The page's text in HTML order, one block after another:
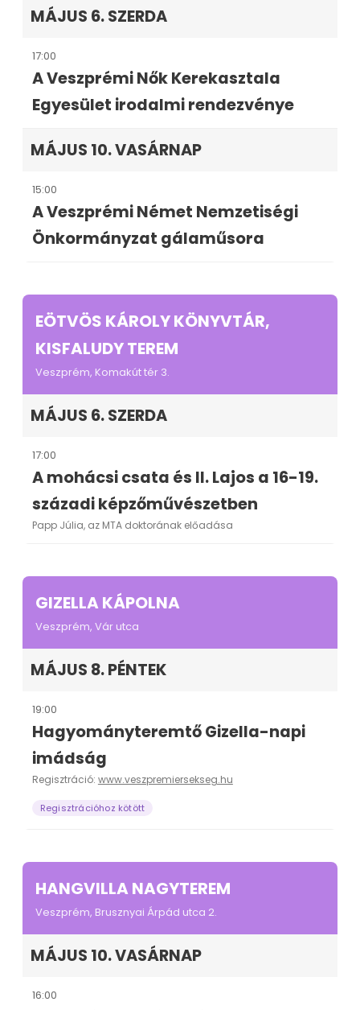
MÁJUS 6. SZERDA
17:00
A Veszprémi Nők Kerekasztala
Egyesület irodalmi rendezvénye
MÁJUS 10. VASÁRNAP
15:00
A Veszprémi Német Nemzetiségi
Önkormányzat gálaműsora
EÖTVÖS KÁROLY KÖNYVTÁR,
KISFALUDY TEREM
Veszprém, Komakút tér 3.
MÁJUS 6. SZERDA
17:00
A mohácsi csata és II. Lajos a 16-19.
századi képzőművészetben
Papp Júlia, az MTA doktorának előadása
GIZELLA KÁPOLNA
Veszprém, Vár utca
MÁJUS 8. PÉNTEK
19:00
Hagyományteremtő Gizella-napi
imádság
Regisztráció: www.veszpremiersekseg.hu
Regisztrációhoz kötött
HANGVILLA NAGYTEREM
Veszprém, Brusznyai Árpád utca 2.
MÁJUS 10. VASÁRNAP
16:00